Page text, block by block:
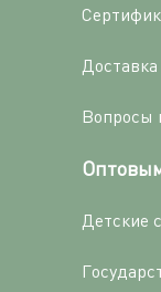
Вопросы
Детские